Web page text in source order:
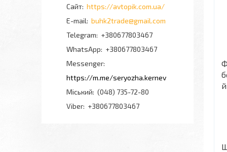
https://avtopik.com.ua/
buhk2trade@gmail.com
+380677803467
+380677803467
Messenger
https://m.me/seryozha.kernev
Міський (048) 735-72-80
Viber +380677803467